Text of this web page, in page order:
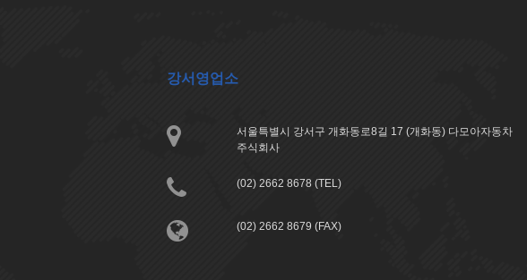
강서영업소
서울특별시 강서구 개화동로8길 17 (개화동) 다모아자동차
주식회사
(02) 2662 8678 (TEL)
(02) 2662 8679 (FAX)